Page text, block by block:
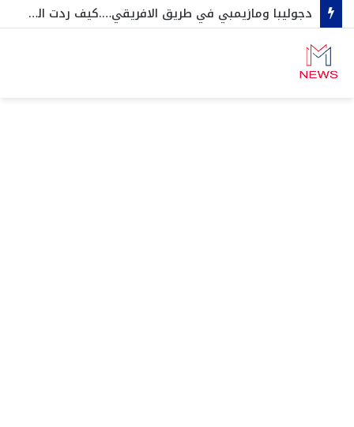
دجوليبا ومازيمبي في طريق الافريقي….كيف ردت الهيئة والإطار الفني الفعل… وتحركات عاجلة لحسم هذه الصفقات ….